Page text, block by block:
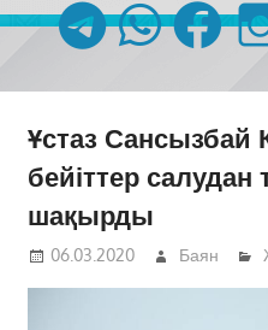
telegramwhatsapp
Ұстаз Сансызбай
бейіттер
шақырды
06.03.2020 Баян